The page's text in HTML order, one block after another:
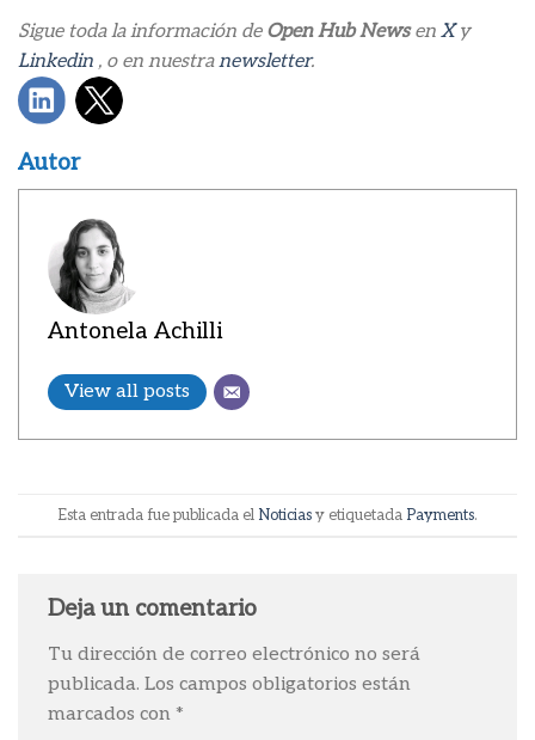
Sigue toda la información de Open Hub Newsen Xy
Linkedin , o en nuestranewsletter.
Autor
Antonela Achilli
View all posts
Esta entrada fue publicada el Noticiasy etiquetada Payments.
Deja un comentario
Tu dirección de correo electrónico no será
publicada. Los campos obligatorios están
marcados con *